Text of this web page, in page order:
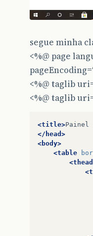
segue minha
<%@ page
<%@ taglib
<%@ taglib
<title>Painel
</head>
<body>
<table